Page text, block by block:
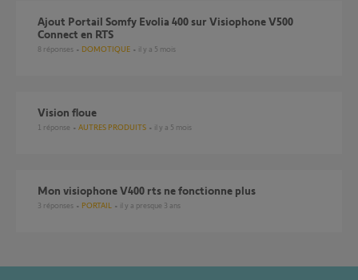
Ajout Portail Somfy Evolia 400 sur Visiophone V500
Connect en RTS
8 réponses DOMOTIQUE il y a 5 mois
Vision floue
1 réponse AUTRES PRODUITS il y a 5 mois
mon visiophone V400 rts ne fonctionne plus
3 réponses PORTAIL il y a presque 3 ans